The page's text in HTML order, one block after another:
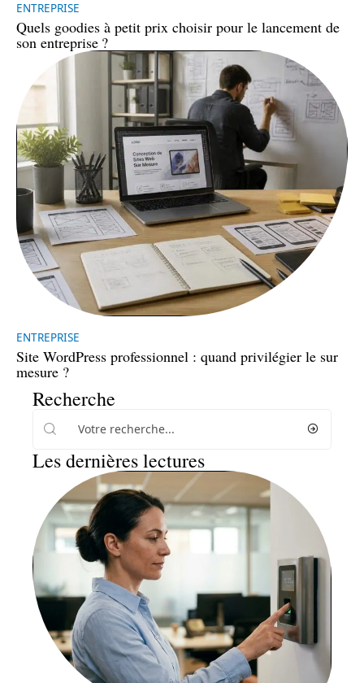
ENTREPRISE
Quels goodies à petit prix choisir pour le lancement de
son entreprise ?
ENTREPRISE
Site WordPress professionnel : quand privilégier le sur
mesure ?
Recherche
Les dernières lectures